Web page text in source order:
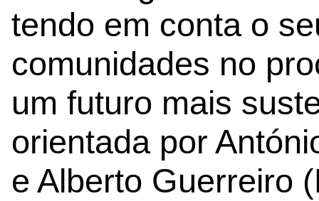
tendo em conta o
comunidades no
um futuro mais
orientada por
e Alberto Guerreiro